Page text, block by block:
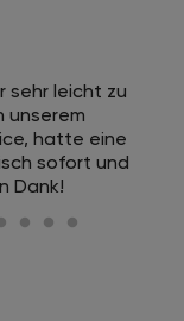
sehr leicht zu
unserem
hatte eine
sofort und
Dank!